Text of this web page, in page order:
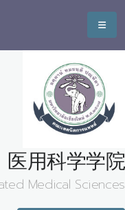
医用科学学院
Medical Sciences